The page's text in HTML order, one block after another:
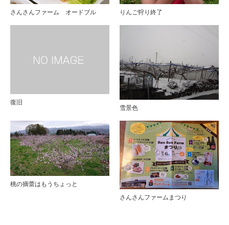
さんさんファーム オードブル りんご狩り終了
復旧
雪景色
桃の摘蕾はもうちょっと
さんさんファームまつり